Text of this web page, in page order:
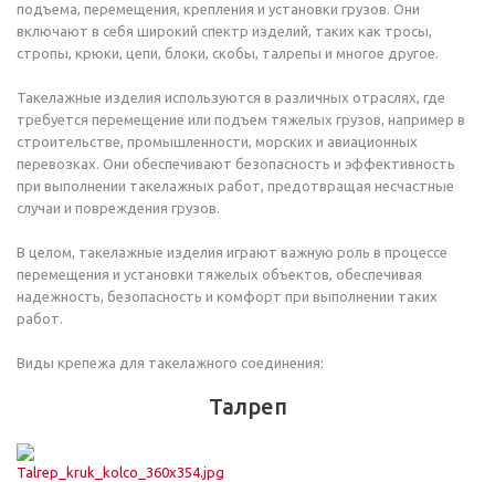
подъема, перемещения, крепления и установки грузов. Они
включают в себя широкий спектр изделий, таких как тросы,
стропы, крюки, цепи, блоки, скобы, талрепы и многое другое.
Такелажные изделия используются в различных отраслях, где
требуется перемещение или подъем тяжелых грузов, например в
строительстве, промышленности, морских и авиационных
перевозках. Они обеспечивают безопасность и эффективность
при выполнении такелажных работ, предотвращая несчастные
случаи и повреждения грузов.
В целом, такелажные изделия играют важную роль в процессе
перемещения и установки тяжелых объектов, обеспечивая
надежность, безопасность и комфорт при выполнении таких
работ.
Виды крепежа для такелажного соединения:
Талреп